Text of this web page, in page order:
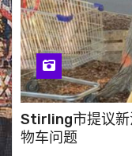
Stirling市提议新
物车问题